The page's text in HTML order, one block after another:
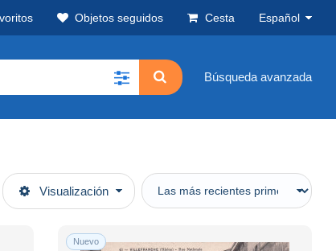
Objetos seguidos Cesta Español
Búsqueda avanzada
Visualización
Nuevo